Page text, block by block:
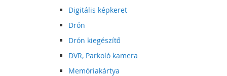
Digitális képkeret
Drón
Drón kiegészítő
DVR, Parkoló kamera
Memóriakártya